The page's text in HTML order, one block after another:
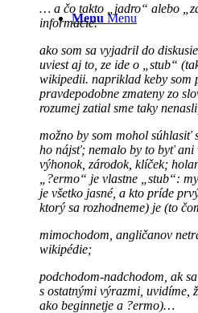
Menu Menu
… a čo takto „jadro“ alebo
informácie.
ako som sa vyjadril do
uviest aj to, ze ide o „stub“
wikipedii. napriklad keby som
pravdepodobne zmateny zo
rozumej zatial sme taky
možno by som mohol súhlasiť
ho nájsť; nemalo by to byť ani
výhonok, zárodok, klíček;
„?ermo“ je vlastne „stub“:
je všetko jasné, a kto príde
ktorý sa rozhodneme) je (to
mimochodom, angličanov
wikipédie;
podchodom-nadchodom, ak
s ostatnými výrazmi, uvidíme,
ako beginnetje a ?ermo)…